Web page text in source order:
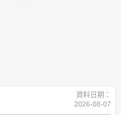
資料日期：
2026-08-07